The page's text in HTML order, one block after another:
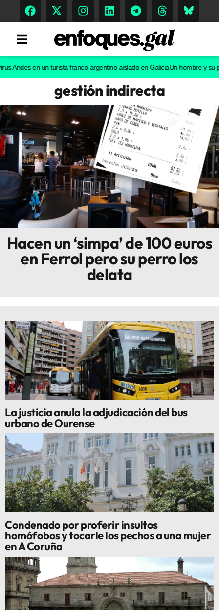
Memoria Histórica
Gastronomía
Escenarios
Sostenibilidad
Innova
en un turista franco-argentino aislado en GaliciaUn hombre y su perro
gestión indirecta
Hacen un ‘simpa’ de 100 euros
en Ferrol pero su perro los
delata
La justicia anula la adjudicación del bus
urbano de Ourense
Condenado por proferir insultos
homófobos y tocarle los pechos a una mujer
en A Coruña